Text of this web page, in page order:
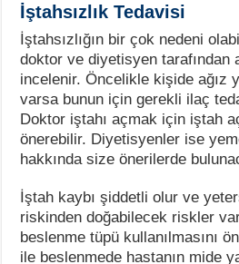
İştahsızlık Tedavisi
İştahsızlığın bir çok nedeni
doktor ve diyetisyen tarafından
incelenir. Öncelikle kişide ağız
varsa bunun için gerekli ilaç
Doktor iştahı açmak için iştah
önerebilir. Diyetisyenler ise
hakkında size önerilerde
İştah kaybı şiddetli olur ve
riskinden doğabilecek riskler
beslenme tüpü kullanılmasını
ile beslenmede hastanın mide